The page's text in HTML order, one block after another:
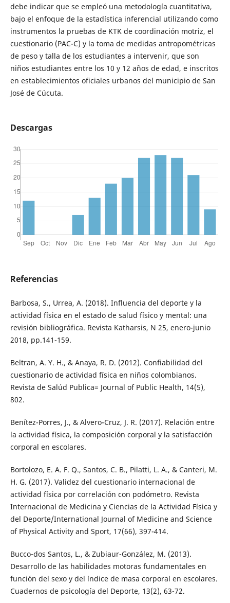
debe indicar que se empleó una metodología cuantitativa,
bajo el enfoque de la estadística inferencial utilizando como
instrumentos la pruebas de KTK de coordinación motriz, el
cuestionario (PAC-C) y la toma de medidas antropométricas
de peso y talla de los estudiantes a intervenir, que son
niños estudiantes entre los 10 y 12 años de edad, e inscritos
en establecimientos oficiales urbanos del municipio de San
José de Cúcuta.
Descargas
Referencias
Barbosa, S., Urrea, A. (2018). Influencia del deporte y la
actividad física en el estado de salud físico y mental: una
revisión bibliográfica. Revista Katharsis, N 25, enero-junio
2018, pp.141-159.
Beltran, A. Y. H., & Anaya, R. D. (2012). Confiabilidad del
cuestionario de actividad física en niños colombianos.
Revista de Salúd Publica= Journal of Public Health, 14(5),
802.
Benítez-Porres, J., & Alvero-Cruz, J. R. (2017). Relación entre
la actividad física, la composición corporal y la satisfacción
corporal en escolares.
Bortolozo, E. A. F. Q., Santos, C. B., Pilatti, L. A., & Canteri, M.
H. G. (2017). Validez del cuestionario internacional de
actividad física por correlación con podómetro. Revista
Internacional de Medicina y Ciencias de la Actividad Física y
del Deporte/International Journal of Medicine and Science
of Physical Activity and Sport, 17(66), 397-414.
Bucco-dos Santos, L., & Zubiaur-González, M. (2013).
Desarrollo de las habilidades motoras fundamentales en
función del sexo y del índice de masa corporal en escolares.
Cuadernos de psicología del Deporte, 13(2), 63-72.